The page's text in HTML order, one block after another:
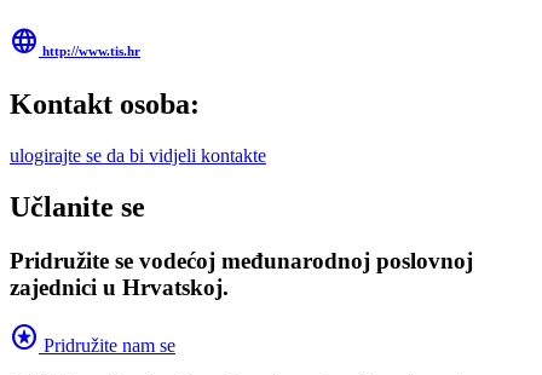
language http://www.tis.hr
Kontakt osoba:
ulogirajte se da bi vidjeli kontakte
Učlanite se
Pridružite se vodećoj međunarodnoj poslovnoj
zajednici u Hrvatskoj.
stars Pridružite nam se